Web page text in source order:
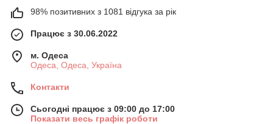
98% позитивних з 1081 відгука за рік
Працює з 30.06.2022
м. Одеса
Одеса, Одеса, Україна
Контакти
Сьогодні працює з 09:00 до 17:00
Показати весь графік роботи